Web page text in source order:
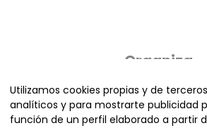
Organiza
Utilizamos cookies propias y de
analíticos y para mostrarte publicidad
función de un perfil elaborado a partir